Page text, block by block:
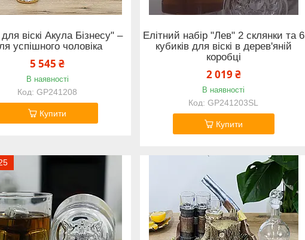
віскі Акула Бізнесу" –
успішного чоловіка
5 545 ₴
В наявності
GP241208
Купити
Елітний набір "Лев" 2 склянки та 6
кубиків для віскі в дерев'яній
коробці
2 019 ₴
В наявності
GP241203SL
Купити